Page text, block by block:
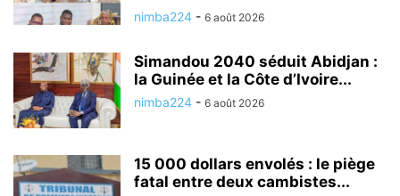
nimba224 - 6 août 2026
Simandou 2040 séduit Abidjan :
la Guinée et la Côte d’Ivoire...
nimba224 - 6 août 2026
15 000 dollars envolés : le piège
fatal entre deux cambistes...